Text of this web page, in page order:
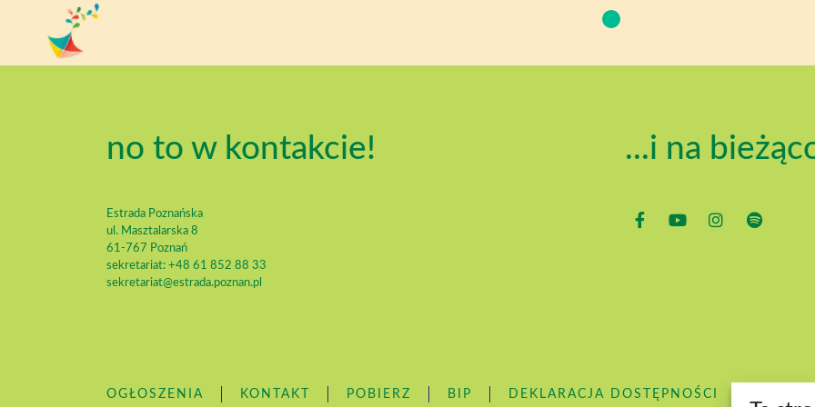
no to w kontakcie!
Estrada Poznańska
ul. Masztalarska 8
61-767 Poznań
sekretariat: +48 61 852 88 33
sekretariat@estrada.poznan.pl
...i na
OGŁOSZENIA KONTAKT POBIERZ BIP DEKLARACJA DOSTĘPNOŚCI